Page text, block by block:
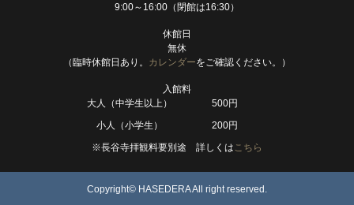
9:00～16:00（閉館は16:30）
休館日
無休
（臨時休館日あり。 カレンダーをご確認ください。）
入館料
大人（中学生以上）
500円
小人（小学生）
200円
※長谷寺拝観料要別途 詳しくはこちら
Copyright© HASEDERA All right reserved.